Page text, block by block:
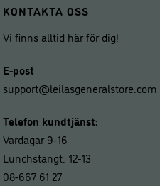
KONTAKTA OSS
Vi finns alltid här för dig!
E-post
support@leilasgeneralstore.com
Telefon kundtjänst:
Vardagar 9-16
Lunchstängt: 12-13
08-667 61 27